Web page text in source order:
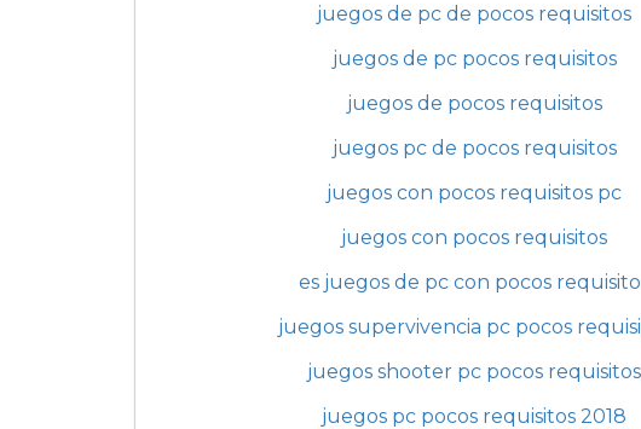
juegos de pc de pocos requisitos
juegos de pc pocos requisitos
juegos de pocos requisitos
juegos pc de pocos requisitos
juegos con pocos requisitos pc
juegos con pocos requisitos
es juegos de pc con pocos
juegos supervivencia pc pocos
juegos shooter pc pocos requisitos
juegos pc pocos requisitos 2018